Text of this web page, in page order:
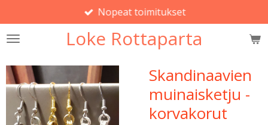
pääsisältöön Loke Rottaparta
Nopeat toimitukset
Skandinaavien
muinaisketju -
korvakorut